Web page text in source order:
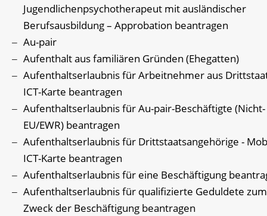
Jugendlichenpsychotherapeut mit ausländischer
Berufsausbildung – Approbation beantragen
Au-pair
Aufenthalt aus familiären Gründen (Ehegatten)
Aufenthaltserlaubnis für Arbeitnehmer aus
ICT-Karte beantragen
Aufenthaltserlaubnis für Au-pair-Beschäftigte (Nicht-
EU/EWR) beantragen
Aufenthaltserlaubnis für Drittstaatsangehörige -
ICT-Karte beantragen
Aufenthaltserlaubnis für eine Beschäftigung
Aufenthaltserlaubnis für qualifizierte Geduldete zum
Zweck der Beschäftigung beantragen